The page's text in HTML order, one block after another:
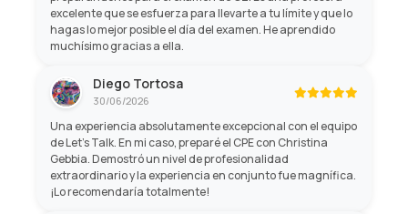
excelente que se esfuerza para llevarte a tu límite y que lo
hagas lo mejor posible el día del examen. He aprendido
muchísimo gracias a ella.
Diego Tortosa
30/06/2026
Una experiencia absolutamente excepcional con el equipo
de Let's Talk. En mi caso, preparé el CPE con Christina
Gebbia. Demostró un nivel de profesionalidad
extraordinario y la experiencia en conjunto fue magnífica.
¡Lo recomendaría totalmente!